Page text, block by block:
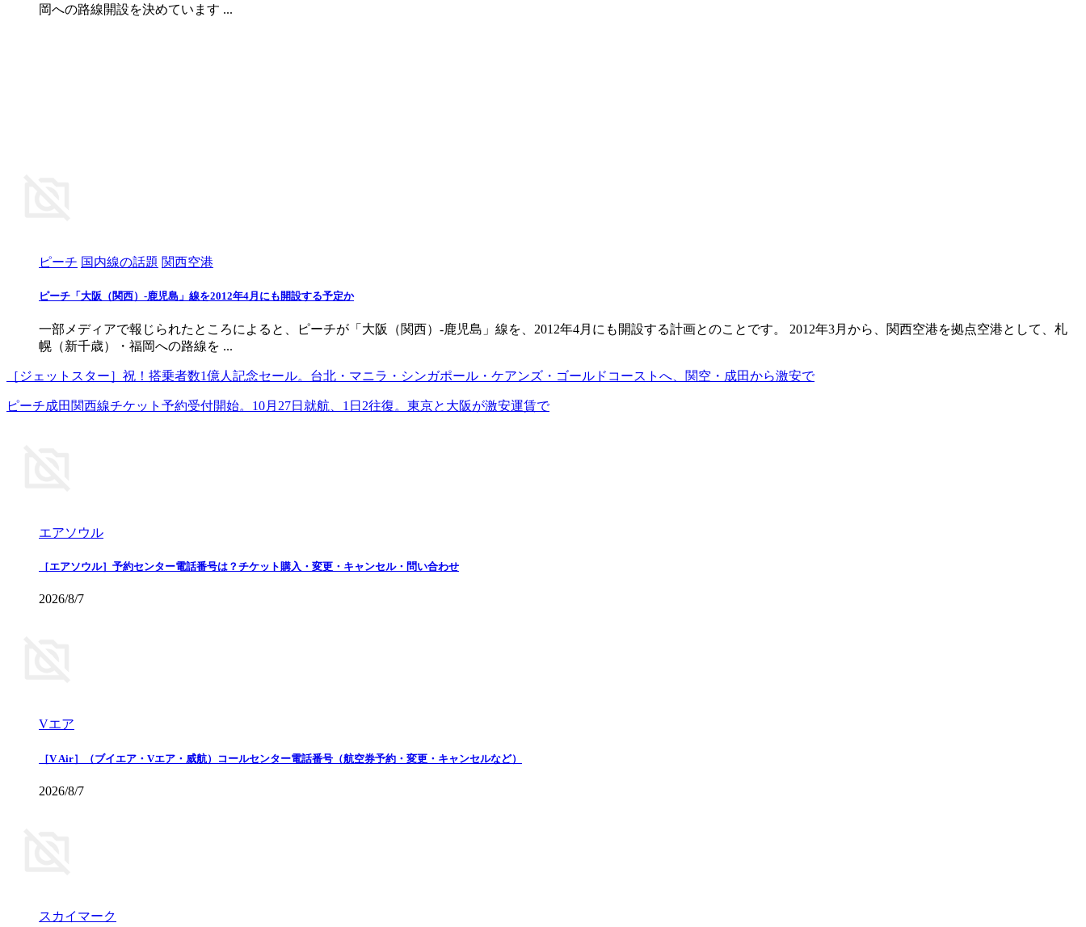
岡への路線開設を決めています ...
ピーチ 国内線の話題 関西空港
ピーチ「大阪（関西）‐鹿児島」線を2012年4月にも開設する予定か
一部メディアで報じられたところによると、ピーチが「大阪（関西）‐鹿児島」線を、2012年4月にも開設する計画とのことです。 2012年3月から、関西空港を拠点空港として、札
幌（新千歳）・福岡への路線を ...
［ジェットスター］祝！搭乗者数1億人記念セール。台北・マニラ・シンガポール・ケアンズ・ゴールドコーストへ、関空・成田から激安で
ピーチ成田関西線チケット予約受付開始。10月27日就航、1日2往復。東京と大阪が激安運賃で
エアソウル
［エアソウル］予約センター電話番号は？チケット購入・変更・キャンセル・問い合わせ
2026/8/7
Vエア
［V Air］（ブイエア・Vエア・威航）コールセンター電話番号（航空券予約・変更・キャンセルなど）
2026/8/7
スカイマーク